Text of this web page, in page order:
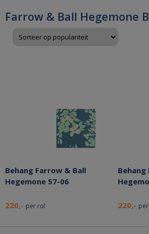
Farrow & Ball Hegemone
Behang Farrow & Ball
Hegemone 57-06
220,- per rol 220,-